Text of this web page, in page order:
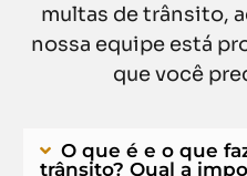
multas de trânsito,
nossa equipe está
que você
O que é e o que
trânsito? Qual a